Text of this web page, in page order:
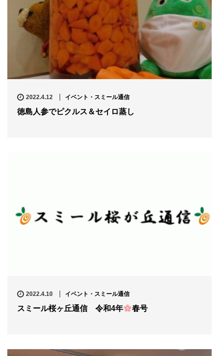
2022.4.12 イベント・スミール通信
徳島人参でピクルス＆セイロ蒸し
2022.4.10 イベント・スミール通信
スミール桜ヶ丘通信 令和4年 春号